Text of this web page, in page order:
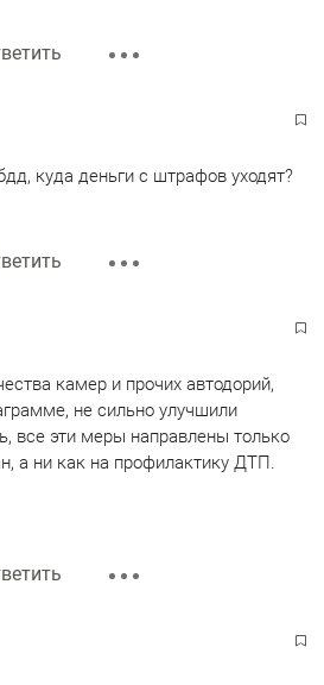
куда деньги с штрафов уходят?
камер и прочих автодорий,
не сильно улучшили
все эти меры направлены только
а ни как на профилактику ДТП.